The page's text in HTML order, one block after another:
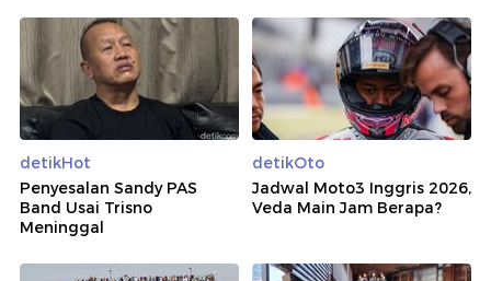
detikHot
Penyesalan Sandy PAS
Band Usai Trisno
Meninggal
detikOto
Jadwal Moto3 Inggris 2026,
Veda Main Jam Berapa?